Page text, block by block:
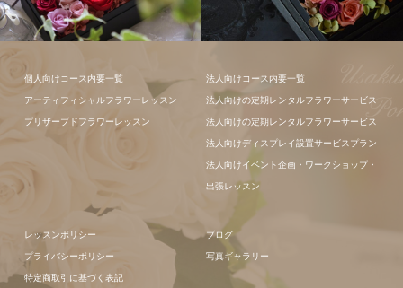
ンジメント
ギャラリー全
ト
個人向けコース内要一覧
アーティフィシャルフラワーレッスン
プリザーブドフラワーレッスン
法人向けコース内要一覧
法人向けの定期レンタルフラワーサービス
法人向けの定期レンタルフラワーサービス
法人向けディスプレイ設置サービスプラン
法人向けイベント企画・ワークショップ・
出張レッスン
レッスンポリシー
プライバシーポリシー
特定商取引に基づく表記
ブログ
写真ギャラリー